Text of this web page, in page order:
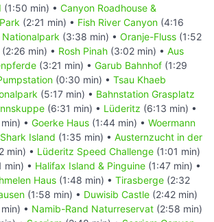
(1:50 min) • Canyon Roadhouse &
(2:21 min) • Fish River Canyon (4:16
(3:38 min) • Oranje-Fluss (1:52
(2:26 min) • Rosh Pinah (3:02 min) • Aus
(3:21 min) • Garub Bahnhof (1:29
(0:30 min) • Tsau Khaeb
(5:17 min) • Bahnstation Grasplatz
(6:31 min) • Lüderitz (6:13 min) •
• Goerke Haus (1:44 min) • Woermann
Shark Island (1:35 min) • Austernzucht in der
min) • Lüderitz Speed Challenge (1:01 min)
min) • Halifax Island & Pinguine (1:47 min) •
Haus (1:48 min) • Tirasberge (2:32
(1:58 min) • Duwisib Castle (2:42 min)
• Namib-Rand Naturreservat (2:58 min)